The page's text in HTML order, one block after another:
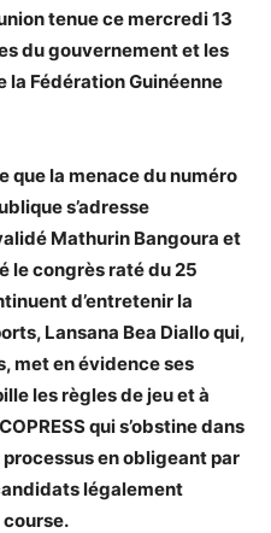
tenue ce mercredi 13
du gouvernement et les
Fédération Guinéenne
que la menace du numéro
s’adresse
Mathurin Bangoura et
le congrès raté du 25
d’entretenir la
Lansana Bea Diallo qui,
met en évidence ses
les règles de jeu et à
qui s’obstine dans
en obligeant par
légalement